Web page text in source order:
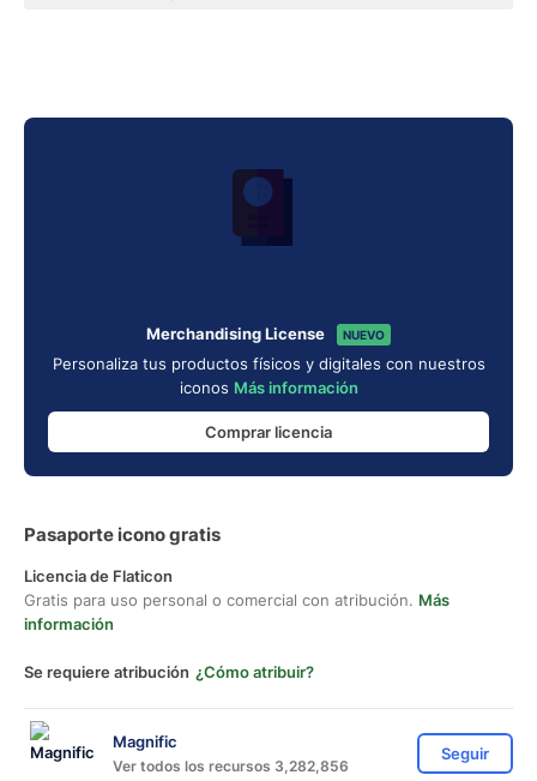
Merchandising License NUEVO
Personaliza tus productos físicos y digitales con nuestros
iconos Más información
Comprar licencia
Pasaporte icono gratis
Licencia de Flaticon
Gratis para uso personal o comercial con atribución. Más
información
Se requiere atribución ¿Cómo atribuir?
Magnific
Ver todos los recursos 3,282,856
Seguir